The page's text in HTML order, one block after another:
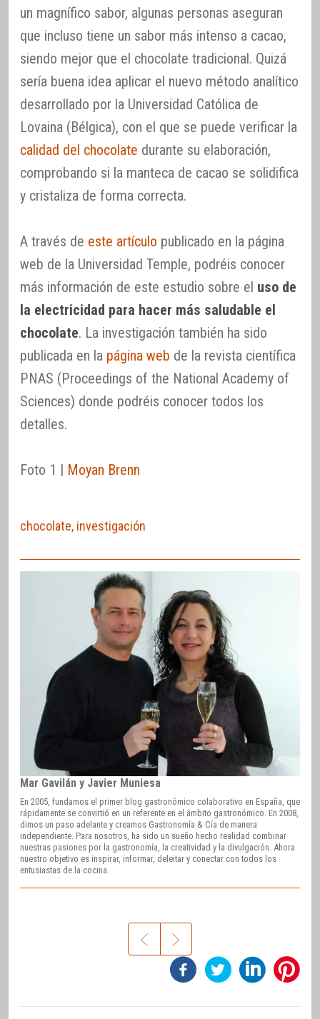
un magnífico sabor, algunas personas aseguran
que incluso tiene un sabor más intenso a cacao,
siendo mejor que el chocolate tradicional. Quizá
sería buena idea aplicar el nuevo método analítico
desarrollado por la Universidad Católica de
Lovaina (Bélgica), con el que se puede verificar la
calidad del chocolate durante su elaboración,
comprobando si la manteca de cacao se solidifica
y cristaliza de forma correcta.
A través de este artículo publicado en la página
web de la Universidad Temple, podréis conocer
más información de este estudio sobre el uso de
la electricidad para hacer más saludable el
chocolate. La investigación también ha sido
publicada en la página web de la revista científica
PNAS (Proceedings of the National Academy of
Sciences) donde podréis conocer todos los
detalles.
Foto 1 | Moyan Brenn
chocolate, investigación
Mar Gavilán y Javier Muniesa
En 2005, fundamos el primer blog gastronómico colaborativo en España, que
rápidamente se convirtió en un referente en el ámbito gastronómico. En 2008,
dimos un paso adelante y creamos Gastronomía & Cía de manera
independiente. Para nosotros, ha sido un sueño hecho realidad combinar
nuestras pasiones por la gastronomía, la creatividad y la divulgación. Ahora
nuestro objetivo es inspirar, informar, deleitar y conectar con todos los
entusiastas de la cocina.